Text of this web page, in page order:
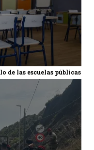
de las escuelas públicas